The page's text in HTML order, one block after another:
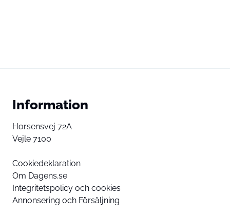
Information
Horsensvej 72A
Vejle 7100
Cookiedeklaration
Om Dagens.se
Integritetspolicy och cookies
Annonsering och Försäljning